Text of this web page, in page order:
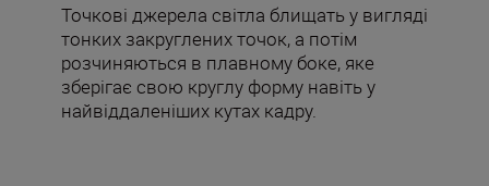
Точкові джерела світла блищать у вигляді
тонких закруглених точок, а потім
розчиняються в плавному боке, яке
зберігає свою круглу форму навіть у
найвіддаленіших кутах кадру.